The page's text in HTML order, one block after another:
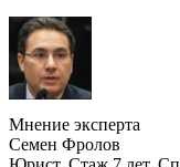
Мнение эксперта
Семен Фролов